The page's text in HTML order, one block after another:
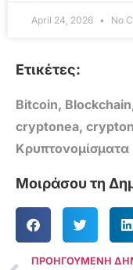
April 24, 2026 No
Ετικέτες:
Bitcoin, Blockchain
cryptonea,
Κρυπτονομίσματα
Μοιράσου τη